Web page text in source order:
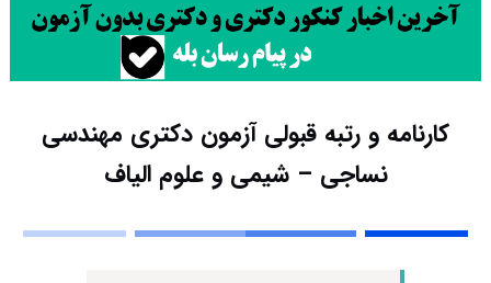
کارنامه و رتبه قبولی آزمون دکتری مهندسی
نساجی – شیمی و علوم الیاف